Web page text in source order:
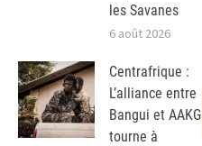
les Savanes
6 août 2026
Centrafrique :
L’alliance entre
Bangui et AAKG
tourne à